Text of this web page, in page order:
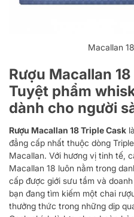
Macallan
Rượu Macallan
Tuyệt phẩm
dành cho người
Rượu Macallan 18 Triple Cask
đẳng cấp nhất thuộc dòng
Macallan. Với hương vị tinh tế,
Macallan 18 luôn nằm trong
cấp được giới sưu tầm và
bạn đang tìm kiếm một chai
thưởng thức trong những dịp